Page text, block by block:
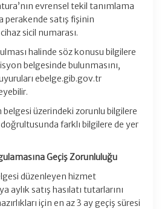
evrensel tekil tanımlama
perakende satış fişinin
sicil numarası.
halinde söz konusu bilgilere
belgesinde bulunmasını,
ebelge.gib.gov.tr
üzerindeki zorunlu bilgilere
farklı bilgilere de yer
Geçiş Zorunluluğu
düzenleyen hizmet
aylık satış hasılatı tutarlarını
için en az 3 ay geçiş süresi